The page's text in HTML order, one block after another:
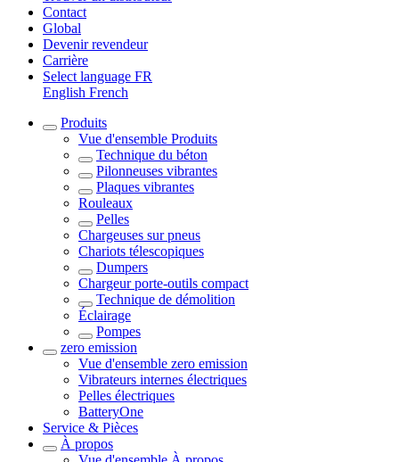
Contact
Global
Devenir revendeur
Carrière
Select language FR
English French
Produits
Vue d'ensemble Produits
Technique du béton
Pilonneuses vibrantes
Plaques vibrantes
Rouleaux
Pelles
Chargeuses sur pneus
Chariots télescopiques
Dumpers
Chargeur porte-outils compact
Technique de démolition
Éclairage
Pompes
zero emission
Vue d'ensemble zero emission
Vibrateurs internes électriques
Pelles électriques
BatteryOne
Service & Pièces
À propos